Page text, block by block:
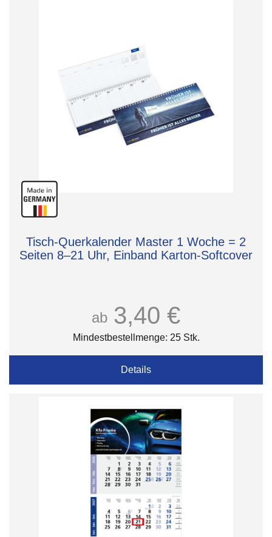
Tisch-Querkalender Master 1 Woche = 2
Seiten 8–21 Uhr, Einband Karton-Softcover
ab 3,40 €
Mindestbestellmenge: 25 Stk.
Details